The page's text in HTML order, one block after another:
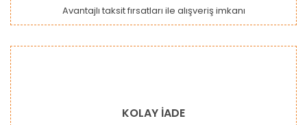
Avantajlı taksit fırsatları ile alışveriş imkanı
KOLAY İADE